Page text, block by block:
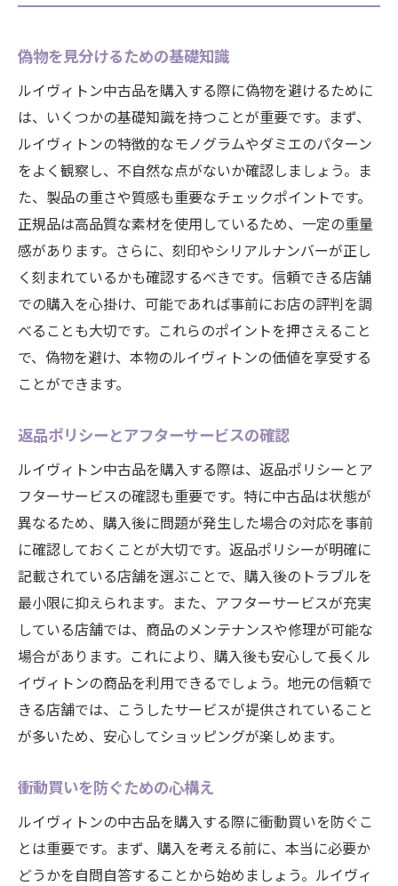
偽物を見分けるための基礎知識
ルイヴィトン中古品を購入する際に偽物を避けるために
は、いくつかの基礎知識を持つことが重要です。まず、
ルイヴィトンの特徴的なモノグラムやダミエのパターン
をよく観察し、不自然な点がないか確認しましょう。ま
た、製品の重さや質感も重要なチェックポイントです。
正規品は高品質な素材を使用しているため、一定の重量
感があります。さらに、刻印やシリアルナンバーが正し
く刻まれているかも確認するべきです。信頼できる店舗
での購入を心掛け、可能であれば事前にお店の評判を調
べることも大切です。これらのポイントを押さえること
で、偽物を避け、本物のルイヴィトンの価値を享受する
ことができます。
返品ポリシーとアフターサービスの確認
ルイヴィトン中古品を購入する際は、返品ポリシーとア
フターサービスの確認も重要です。特に中古品は状態が
異なるため、購入後に問題が発生した場合の対応を事前
に確認しておくことが大切です。返品ポリシーが明確に
記載されている店舗を選ぶことで、購入後のトラブルを
最小限に抑えられます。また、アフターサービスが充実
している店舗では、商品のメンテナンスや修理が可能な
場合があります。これにより、購入後も安心して長くル
イヴィトンの商品を利用できるでしょう。地元の信頼で
きる店舗では、こうしたサービスが提供されていること
が多いため、安心してショッピングが楽しめます。
衝動買いを防ぐための心構え
ルイヴィトンの中古品を購入する際に衝動買いを防ぐこ
とは重要です。まず、購入を考える前に、本当に必要か
どうかを自問自答することから始めましょう。ルイヴィ